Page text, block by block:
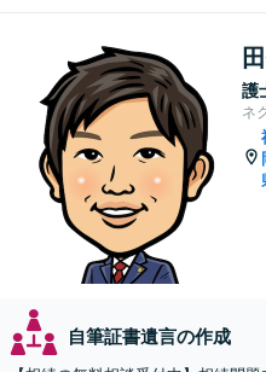
護
ネ
自筆証書遺言の作成